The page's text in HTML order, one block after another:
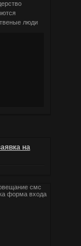
люди
на
смс
форма входа